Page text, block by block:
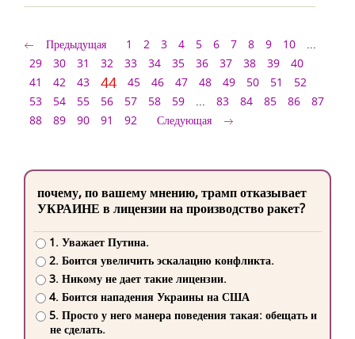
Предыдущая 1 2 3 4 5 6 7 8 9 10
...
29
30 31 32 33 34 35 36 37 38 39
40
41
42 43 44 45 46 47 48 49 50 51
52
53
54 55 56 57 58 59 ... 83 84 85 86
87
88
89 90 91 92 Следующая
почему, по вашему мнению, трамп отказывает
УКРАИНЕ в лицензии на производство ракет?
1. Уважает Путина.
2. Боится увеличить эскалацию конфликта.
3. Никому не дает такие лицензии.
4. Боится нападения Украины на США
5. Просто у него манера поведения такая: обещать и
не сделать.